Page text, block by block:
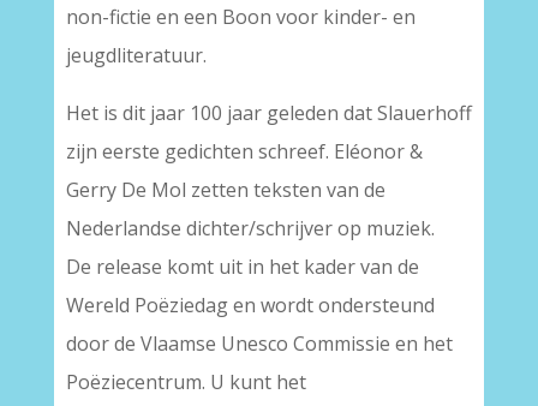
non-fictie en een Boon voor kinder- en
jeugdliteratuur.
Het is dit jaar 100 jaar geleden dat Slauerhoff
zijn eerste gedichten schreef. Eléonor &
Gerry De Mol zetten teksten van de
Nederlandse dichter/schrijver op muziek.
De release komt uit in het kader van de
Wereld Poëziedagen wordt ondersteund
door de Vlaamse Unesco Commissie en het
Poëziecentrum. U kunt het